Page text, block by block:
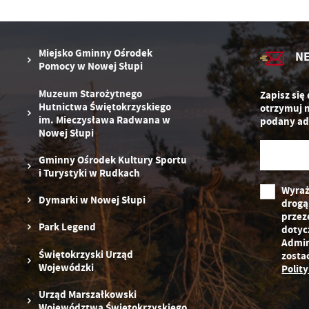
Miejsko Gminny Ośrodek
Pomocy w Nowej Słupi
Muzeum Starożytnego
Hutnictwa Świętokrzyskiego
im. Mieczysława Radwana w
Nowej Słupi
Gminny Ośrodek Kultury Sportu
i Turystyki w Rudkach
Dymarki w Nowej Słupi
Park Legend
Świętokrzyski Urząd
Wojewódzki
Urząd Marszałkowski
Zapisz
otrzymuj
podany